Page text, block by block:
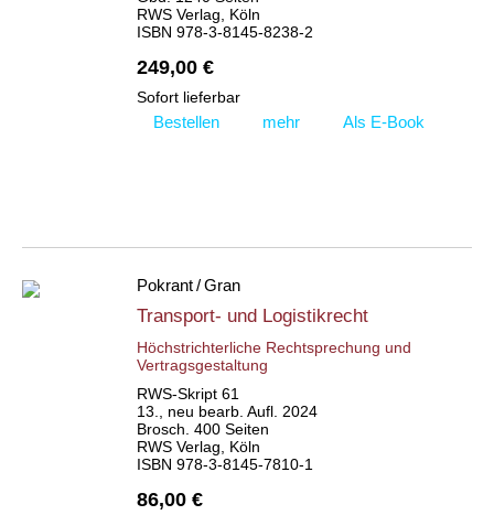
RWS Verlag, Köln
ISBN 978-3-8145-8238-2
249,00 €
Sofort lieferbar
Bestellen mehr Als E-Book
Pokrant / Gran
Transport- und Logistikrecht
Höchstrichterliche Rechtsprechung und
Vertragsgestaltung
RWS-Skript 61
13., neu bearb. Aufl. 2024
Brosch. 400 Seiten
RWS Verlag, Köln
ISBN 978-3-8145-7810-1
86,00 €